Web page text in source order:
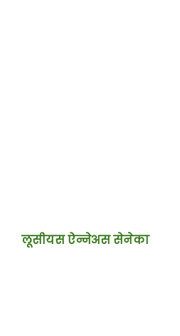
लूसीयस ऐन्नेअस सेनेका